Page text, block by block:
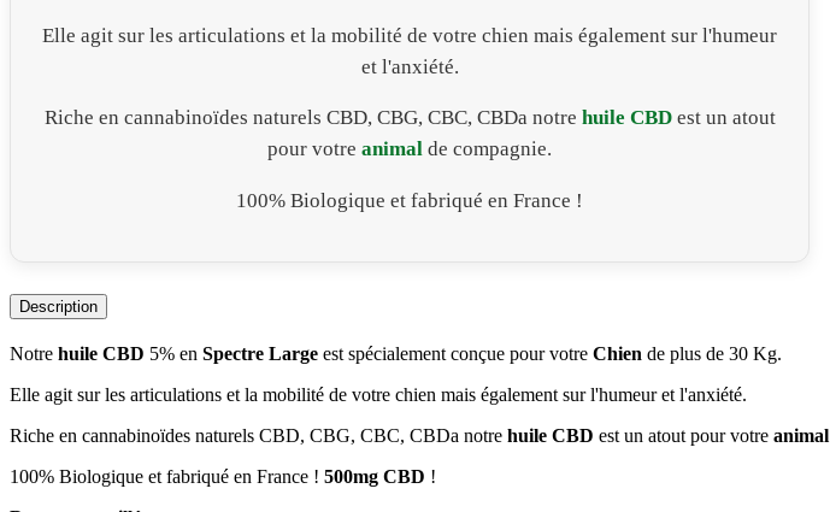
Elle agit sur les articulations et la mobilité de votre chien mais également sur l'humeur
et l'anxiété.
Riche en cannabinoïdes naturels CBD, CBG, CBC, CBDa notre huile CBDest un atout
pour votre animal de compagnie.
100% Biologique et fabriqué en France !
Description
Notre huile CBD 5% en Spectre Large est spécialement conçue pour votre Chien de plus de 30 Kg.
Elle agit sur les articulations et la mobilité de votre chien mais également sur l'humeur et l'anxiété.
Riche en cannabinoïdes naturels CBD, CBG, CBC, CBDa notre huile CBD est un atout pour votre animal
100% Biologique et fabriqué en France ! 500mg CBD !